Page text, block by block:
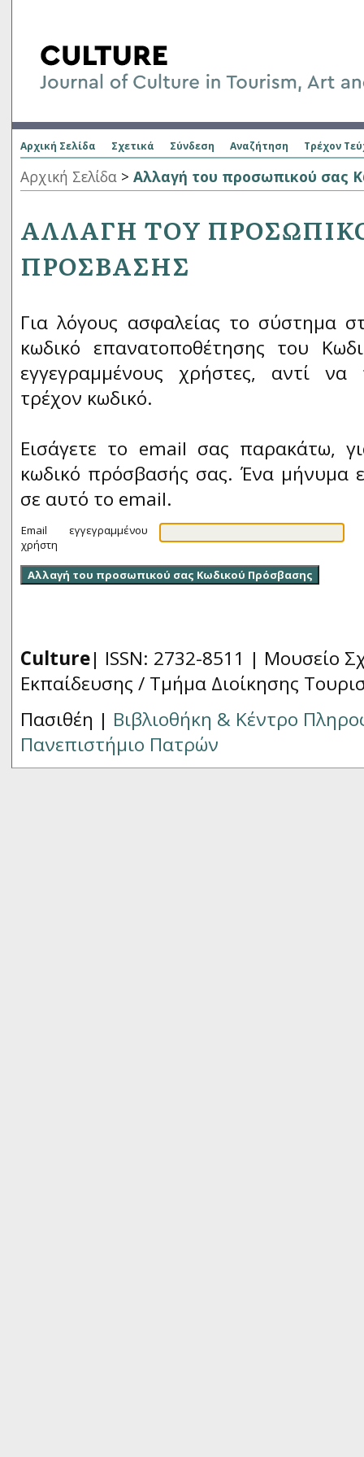
Αρχική Σελίδα Σχετικά Σύνδεση Αναζήτηση Τρέχον
Αρχική Σελίδα > Αλλαγή του προσωπικού σας
ΑΛΛΑΓΉ ΤΟΥ
ΠΡΌΣΒΑΣΗΣ
Για λόγους ασφαλείας το σύστημα
κωδικό επανατοποθέτησης του
εγγεγραμμένους χρήστες, αντί να
τρέχον κωδικό.
Εισάγετε το email σας παρακάτω,
κωδικό πρόσβασής σας. Ένα μήνυμα
σε αυτό το email.
Email εγγεγραμμένου
χρήστη
Culture| ISSN: 2732-8511 | Μουσείο
Εκπαίδευσης / Τμήμα Διοίκησης
Πασιθέη | Βιβλιοθήκη & Κέντρο
Πανεπιστήμιο Πατρών